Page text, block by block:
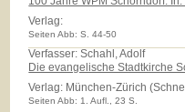
Verlag:
Seiten Abb: S. 44-50
Verfasser: Schahl, Adolf
Die evangelische Stadtkirche
Verlag: München-Zürich
Seiten Abb: 1. Aufl., 23 S.